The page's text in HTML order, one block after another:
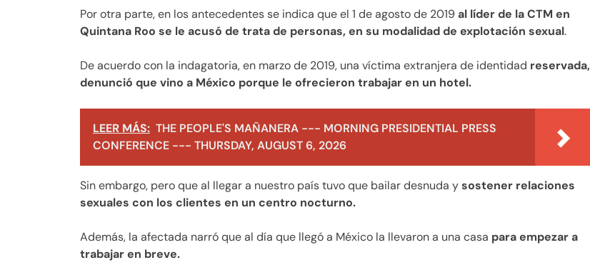
Por otra parte, en los antecedentes se indica que el 1 de agosto de 2019al líder de la CTM en
Quintana Roo se le acusó de trata de personas, en su modalidad de explotación sexual.
De acuerdo con la indagatoria, en marzo de 2019, una víctima extranjera de identidad reservada,
denunció que vino a México porque le ofrecieron trabajar en un hotel.
LEER MÁS: THE PEOPLE'S MAÑANERA --- MORNING PRESIDENTIAL PRESS
CONFERENCE --- THURSDAY, AUGUST 6, 2026
Sin embargo, pero que al llegar a nuestro país tuvo que bailar desnuda ysostener relaciones
sexuales con los clientes en un centro nocturno.
Además, la afectada narró que al día que llegó a México la llevaron a una casa para empezar a
trabajar en breve.